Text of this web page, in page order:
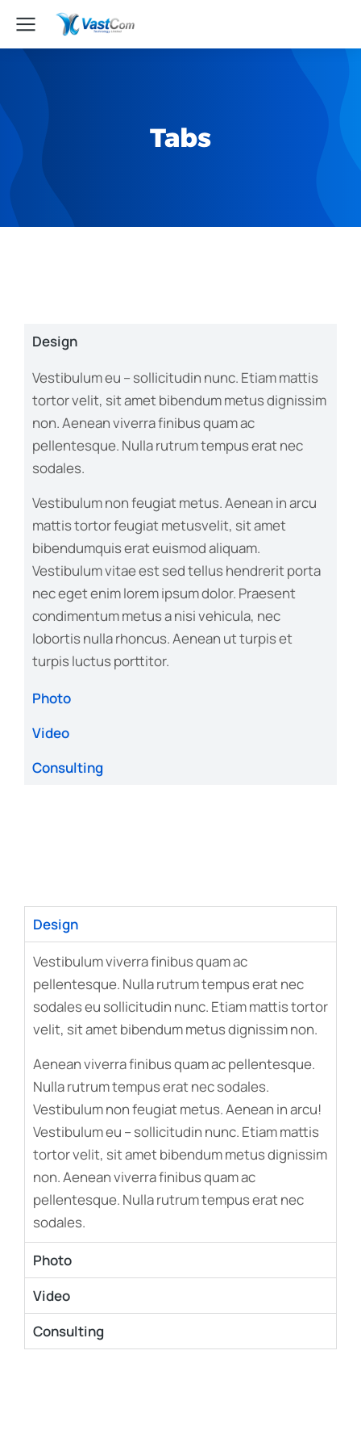
Tabs
Design
Vestibulum eu – sollicitudin nunc. Etiam mattis
tortor velit, sit amet bibendum metus dignissim
non. Aenean viverra finibus quam ac
pellentesque. Nulla rutrum tempus erat nec
sodales.
Vestibulum non feugiat metus. Aenean in arcu
mattis tortor feugiat metusvelit, sit amet
bibendumquis erat euismod aliquam.
Vestibulum vitae est sed tellus hendrerit porta
nec eget enim lorem ipsum dolor. Praesent
condimentum metus a nisi vehicula, nec
lobortis nulla rhoncus. Aenean ut turpis et
turpis luctus porttitor.
Photo
Video
Consulting
Design
Vestibulum viverra finibus quam ac
pellentesque. Nulla rutrum tempus erat nec
sodales eu sollicitudin nunc. Etiam mattis tortor
velit, sit amet bibendum metus dignissim non.
Aenean viverra finibus quam ac pellentesque.
Nulla rutrum tempus erat nec sodales.
Vestibulum non feugiat metus. Aenean in arcu!
Vestibulum eu – sollicitudin nunc. Etiam mattis
tortor velit, sit amet bibendum metus dignissim
non. Aenean viverra finibus quam ac
pellentesque. Nulla rutrum tempus erat nec
sodales.
Photo
Video
Consulting